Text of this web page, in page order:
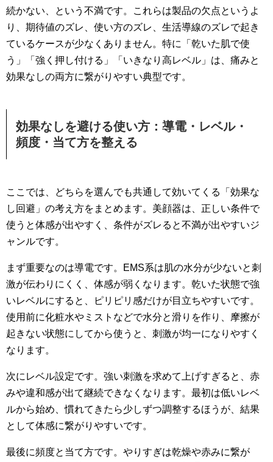
続かない、という不満です。これらは製品の欠点というよ
り、期待値のズレ、使い方のズレ、生活導線のズレで起き
ているケースが少なくありません。特に「乾いた肌で使
う」「強く押し付ける」「いきなり高レベル」は、痛みと
効果なしの両方に繋がりやすい典型です。
効果なしを避ける使い方：導電・レベル・
頻度・当て方を整える
ここでは、どちらを選んでも共通して効いてくる「効果な
し回避」の考え方をまとめます。美顔器は、正しい条件で
使うと体感が出やすく、条件がズレると不満が出やすいジ
ャンルです。
まず重要なのは導電です。EMS系は肌の水分が少ないと刺
激が伝わりにくく、体感が弱くなります。乾いた状態で強
いレベルにすると、ピリピリ感だけが目立ちやすいです。
使用前に化粧水やミストなどで水分と滑りを作り、摩擦が
起きない状態にしてから使うと、刺激が均一になりやすく
なります。
次にレベル設定です。強い刺激を求めて上げすぎると、赤
みや違和感が出て継続できなくなります。最初は低いレベ
ルから始め、慣れてきたら少しずつ調整するほうが、結果
として体感に繋がりやすいです。
最後に頻度と当て方です。やりすぎは乾燥や赤みに繋が